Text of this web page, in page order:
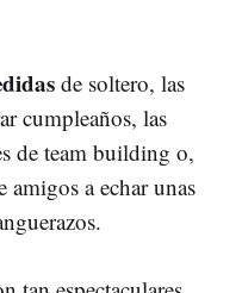
de soltero, las
cumpleaños, las
de team building o,
amigos a echar unas